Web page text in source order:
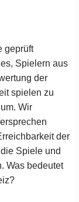
geprüft
Spielern aus
der
spielen zu
Wir
der
Spiele und
Was bedeutet